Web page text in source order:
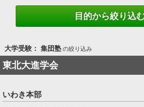
目的から絞り込
大学受験： 集団塾の絞り込み
東北大進学会
いわき本部